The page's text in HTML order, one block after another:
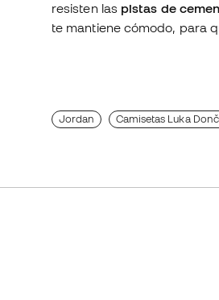
resisten las pistas de
te mantiene cómodo, para
Jordan Camisetas Luka